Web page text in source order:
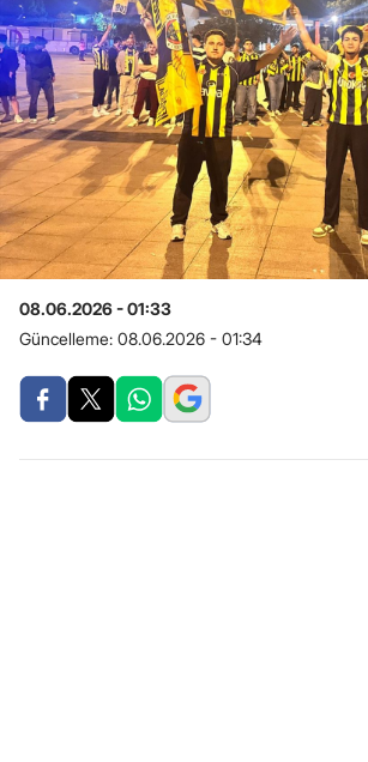
08.06.2026 - 01:33
Güncelleme: 08.06.2026 - 01:34